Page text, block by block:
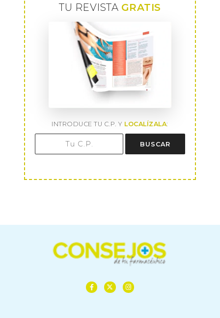
TU REVISTA GRATIS
INTRODUCE TU C.P. Y LOCALÍZALA:
BUSCAR